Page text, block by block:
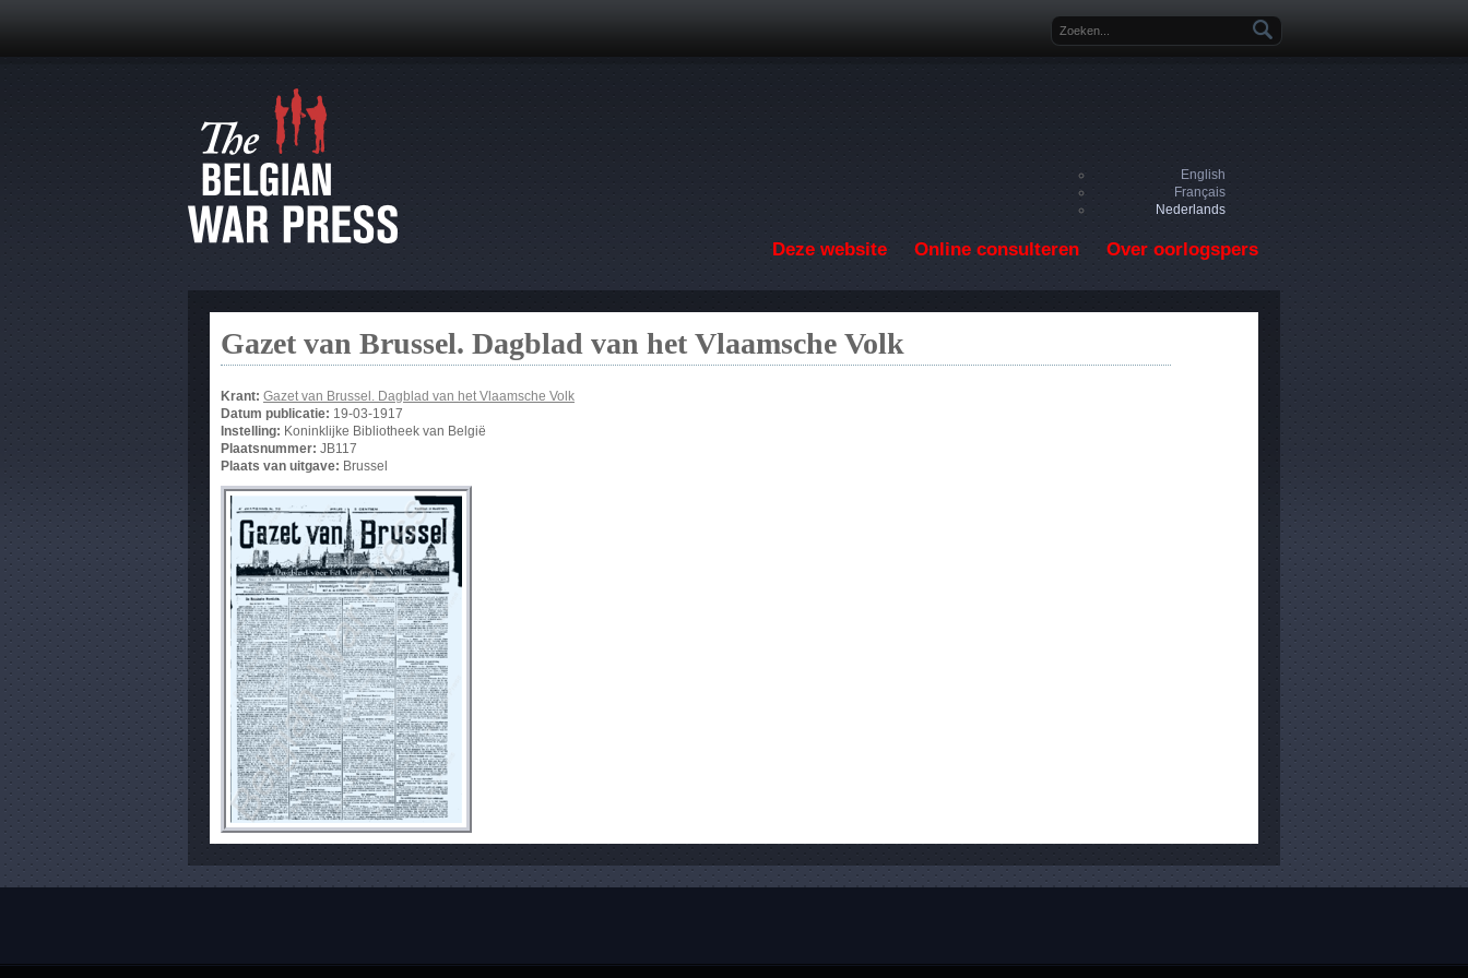
Zoekveld
English
Français
Nederlands
Deze website Online consulteren Over oorlogspers
Gazet van Brussel. Dagblad van het Vlaamsche Volk
Krant: Gazet van Brussel. Dagblad van het Vlaamsche Volk
Datum publicatie: 19-03-1917
Instelling: Koninklijke Bibliotheek van België
Plaatsnummer: JB117
Plaats van uitgave: Brussel